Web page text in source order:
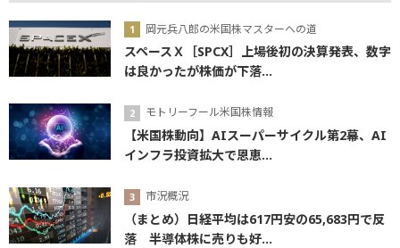
岡元兵八郎の米国株マスターへの道
スペースＸ［SPCX］上場後初の決算発表、数字
は良かったが株価が下落...
モトリーフール米国株情報
【米国株動向】AIスーパーサイクル第2幕、AI
インフラ投資拡大で恩恵...
市況概況
（まとめ）日経平均は617円安の65,683円で反
落 半導体株に売りも好...